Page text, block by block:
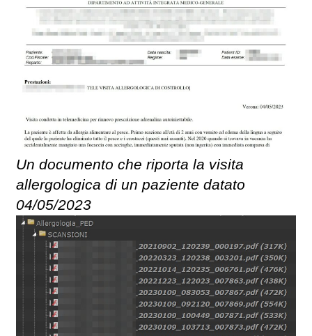
Un documento che riporta la visita
allergologica di un paziente datato
04/05/2023